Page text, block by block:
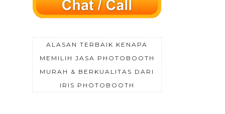
ALASAN TERBAIK KENAPA
MEMILIH JASA PHOTOBOOTH
MURAH & BERKUALITAS DARI
IRIS PHOTOBOOTH